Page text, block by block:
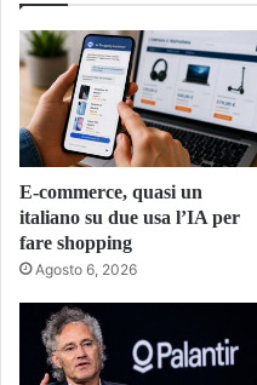
E-commerce, quasi un
italiano su due usa l’IA per
fare shopping
Agosto 6, 2026